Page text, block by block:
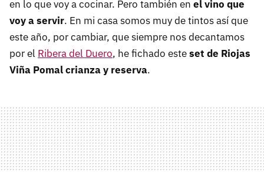
en lo que voy a cocinar. Pero también en el vino que
voy a servir. En mi casa somos muy de tintos así que
este año, por cambiar, que siempre nos decantamos
por el Ribera del Duero, he fichado esteset de Riojas
Viña Pomal crianza y reserva.